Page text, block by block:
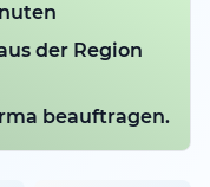
der Region
beauftragen.